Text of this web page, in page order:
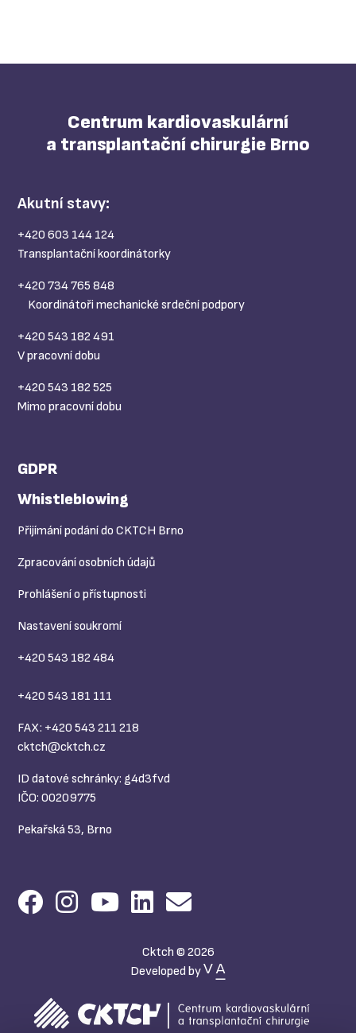
Centrum kardiovaskulární
a transplantační chirurgie Brno
Akutní stavy:
+420 603 144 124
Transplantační koordinátorky
+420 734 765 848
Koordinátoři mechanické srdeční podpory
+420 543 182 491
V pracovní dobu
+420 543 182 525
Mimo pracovní dobu
GDPR
Whistleblowing
Přijímání podání do CKTCH Brno
Zpracování osobních údajů
Prohlášení o přístupnosti
Nastavení soukromí
+420 543 182 484
+420 543 181 111
FAX: +420 543 211 218
cktch@cktch.cz
ID datové schránky: g4d3fvd
IČO: 00209775
Pekařská 53, Brno
Cktch © 2026
Developed by